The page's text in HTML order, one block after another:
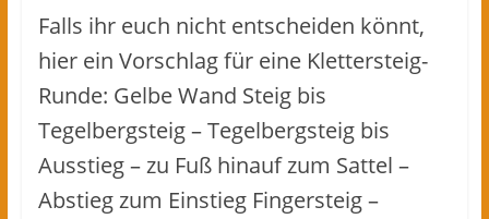
Falls ihr euch nicht entscheiden könnt,
hier ein Vorschlag für eine Klettersteig-
Runde: Gelbe Wand Steig bis
Tegelbergsteig – Tegelbergsteig bis
Ausstieg – zu Fuß hinauf zum Sattel –
Abstieg zum Einstieg Fingersteig –